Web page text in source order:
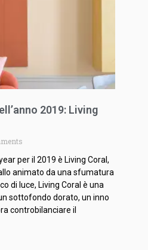
2019: Living
per il 2019 è Living Coral,
animato da una sfumatura
di luce, Living Coral è una
sottofondo dorato, un inno
controbilanciare il